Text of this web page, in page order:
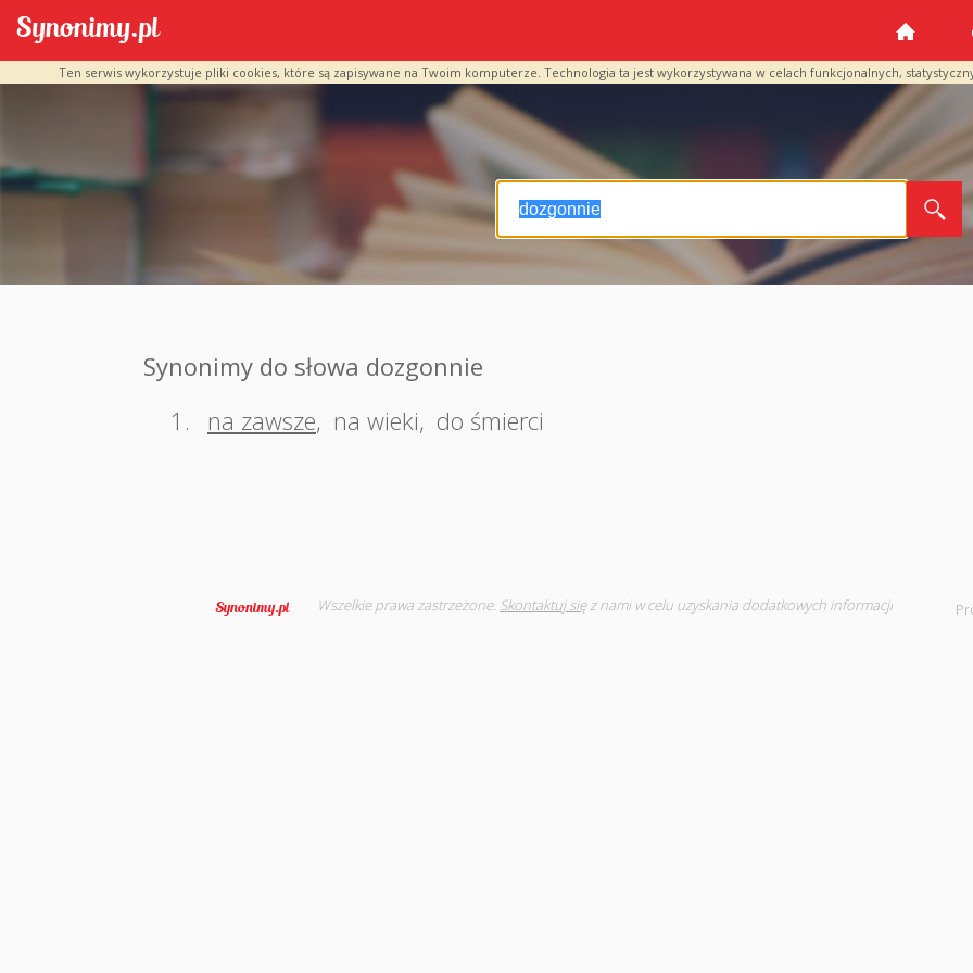
Ten serwis wykorzystuje pliki cookies, które są zapisywane na Twoim komputerze. Technologia ta jest wykorzystywana w celach funkcjonalnych,
Synonimy do słowa dozgonnie
1.
na zawsze, na wieki, do śmierci
Wszelkie prawa zastrzeżone. Skontaktuj sięz nami w celu uzyskania dodatkowych informacji